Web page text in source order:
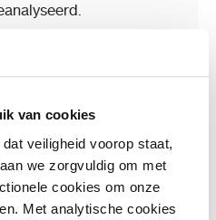
van cookies
veiligheid voorop staat,
we zorgvuldig om met
cookies om onze
Met analytische cookies
dubbele
ondersteuning voor
en centrale